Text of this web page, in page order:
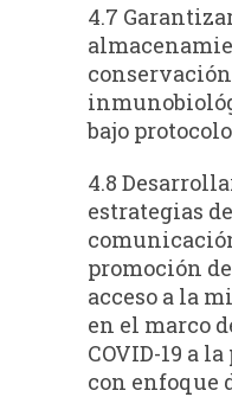
4.7
bajo
4.8
estrategias
promoción
acceso a la
en el marco
COVID-19 a
con enfoque